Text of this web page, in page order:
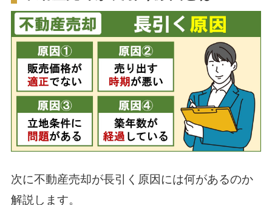
次に不動産売却が長引く原因には何があるのか
解説します。